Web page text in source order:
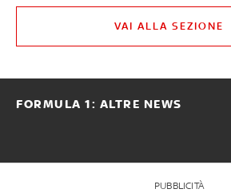
VAI ALLA SEZIONE
FORMULA 1: ALTRE NEWS
PUBBLICITÀ